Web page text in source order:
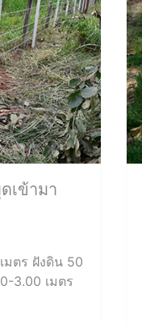
เข้ามา
มตร ฝังดิน 50
3.00 เมตร